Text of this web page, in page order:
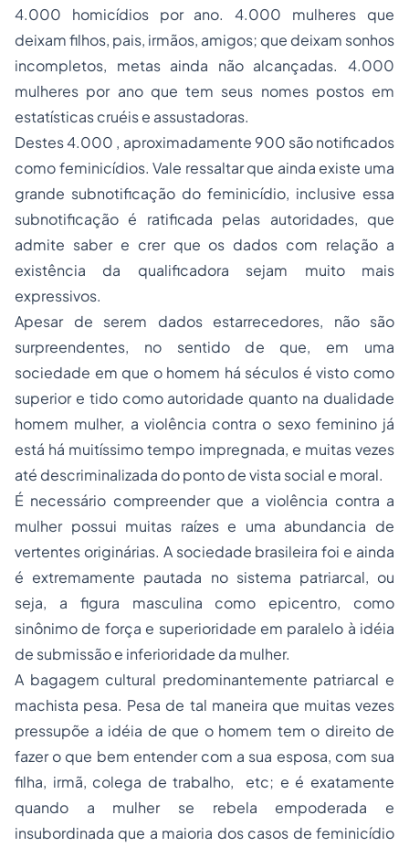
4.000 homicídios por ano. 4.000 mulheres que
deixam filhos, pais, irmãos, amigos; que deixam sonhos
incompletos, metas ainda não alcançadas. 4.000
mulheres por ano que tem seus nomes postos em
estatísticas cruéis e assustadoras.
Destes 4.000 , aproximadamente 900 são notificados
como feminicídios. Vale ressaltar que ainda existe uma
grande subnotificação do feminicídio, inclusive essa
subnotificação é ratificada pelas autoridades, que
admite saber e crer que os dados com relação a
existência da qualificadora sejam muito mais
expressivos.
Apesar de serem dados estarrecedores, não são
surpreendentes, no sentido de que, em uma
sociedade em que o homem há séculos é visto como
superior e tido como autoridade quanto na dualidade
homem mulher, a violência contra o sexo feminino já
está há muitíssimo tempo impregnada, e muitas vezes
até descriminalizada do ponto de vista social e moral.
É necessário compreender que a violência contra a
mulher possui muitas raízes e uma abundancia de
vertentes originárias. A sociedade brasileira foi e ainda
é extremamente pautada no sistema patriarcal, ou
seja, a figura masculina como epicentro, como
sinônimo de força e superioridade em paralelo à idéia
de submissão e inferioridade da mulher.
A bagagem cultural predominantemente patriarcal e
machista pesa. Pesa de tal maneira que muitas vezes
pressupõe a idéia de que o homem tem o direito de
fazer o que bem entender com a sua esposa, com sua
filha, irmã, colega de trabalho, etc; e é exatamente
quando a mulher se rebela empoderada e
insubordinada que a maioria dos casos de feminicídio